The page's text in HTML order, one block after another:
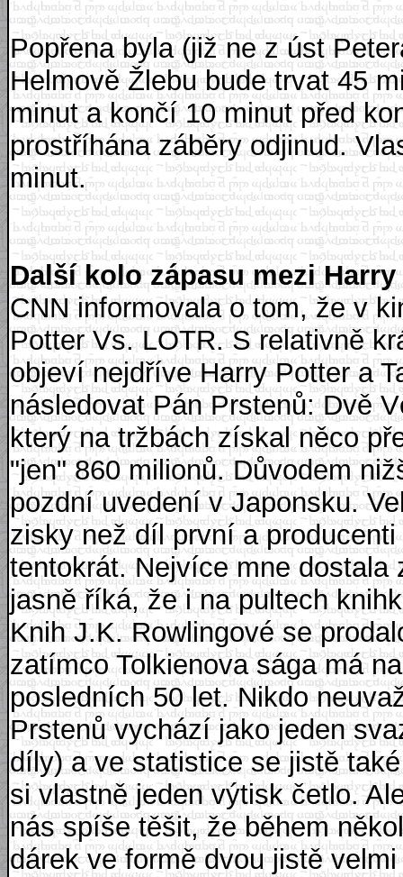
Popřena byla (již ne z úst
Helmově Žlebu bude trvat 45
minut a končí 10 minut před
prostříhána záběry odjinud.
minut.
Další kolo zápasu mezi
CNN informovala o tom, že v
Potter Vs. LOTR. S relativně
objeví nejdříve Harry Potter a
následovat Pán Prstenů: Dvě
který na tržbách získal něco
"jen" 860 milionů. Důvodem
pozdní uvedení v Japonsku.
zisky než díl první a
tentokrát. Nejvíce mne dostala
jasně říká, že i na pultech
Knih J.K. Rowlingové se
zatímco Tolkienova sága má
posledních 50 let. Nikdo
Prstenů vychází jako jeden
díly) a ve statistice se jistě
si vlastně jeden výtisk četlo.
nás spíše těšit, že během
dárek ve formě dvou jistě